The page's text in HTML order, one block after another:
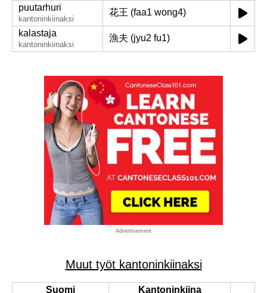
puutarhuri
kantoninkiinaksi
花王 (faa1 wong4)
kalastaja
kantoninkiinaksi
漁夫 (jyu2 fu1)
Advertisement
Muut työt kantoninkiinaksi
Suomi Kantoninkiina